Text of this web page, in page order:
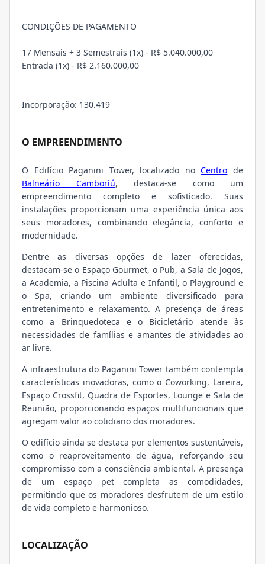
CONDIÇÕES DE PAGAMENTO
17 Mensais + 3 Semestrais (1x) - R$ 5.040.000,00
Entrada (1x) - R$ 2.160.000,00
Incorporação: 130.419
O EMPREENDIMENTO
O Edifício Paganini Tower, localizado noCentro de
Balneário Camboriú, destaca-se como um
empreendimento completo e sofisticado. Suas
instalações proporcionam uma experiência única aos
seus moradores, combinando elegância, conforto e
modernidade.
Dentre as diversas opções de lazer oferecidas,
destacam-se o Espaço Gourmet, o Pub, a Sala de Jogos,
a Academia, a Piscina Adulta e Infantil, o Playground e
o Spa, criando um ambiente diversificado para
entretenimento e relaxamento. A presença de áreas
como a Brinquedoteca e o Bicicletário atende às
necessidades de famílias e amantes de atividades ao
ar livre.
A infraestrutura do Paganini Tower também contempla
características inovadoras, como o Coworking, Lareira,
Espaço Crossfit, Quadra de Esportes, Lounge e Sala de
Reunião, proporcionando espaços multifuncionais que
agregam valor ao cotidiano dos moradores.
O edifício ainda se destaca por elementos sustentáveis,
como o reaproveitamento de água, reforçando seu
compromisso com a consciência ambiental. A presença
de um espaço pet completa as comodidades,
permitindo que os moradores desfrutem de um estilo
de vida completo e harmonioso.
LOCALIZAÇÃO